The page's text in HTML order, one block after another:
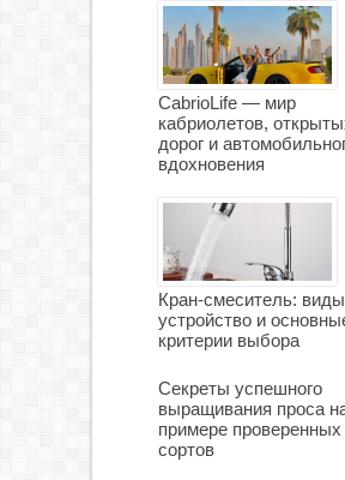
CabrioLife — мир
кабриолетов,
дорог и
вдохновения
Кран-смеситель:
устройство и
критерии выбора
Секреты успешного
выращивания проса
примере проверенных
сортов